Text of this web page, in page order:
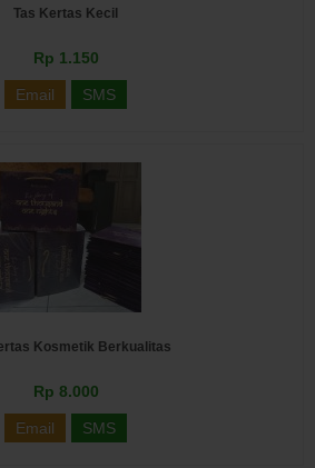
Tas Kertas Kecil
Rp 1.150
Email SMS
Kosmetik Berkualitas
Rp 8.000
Email SMS